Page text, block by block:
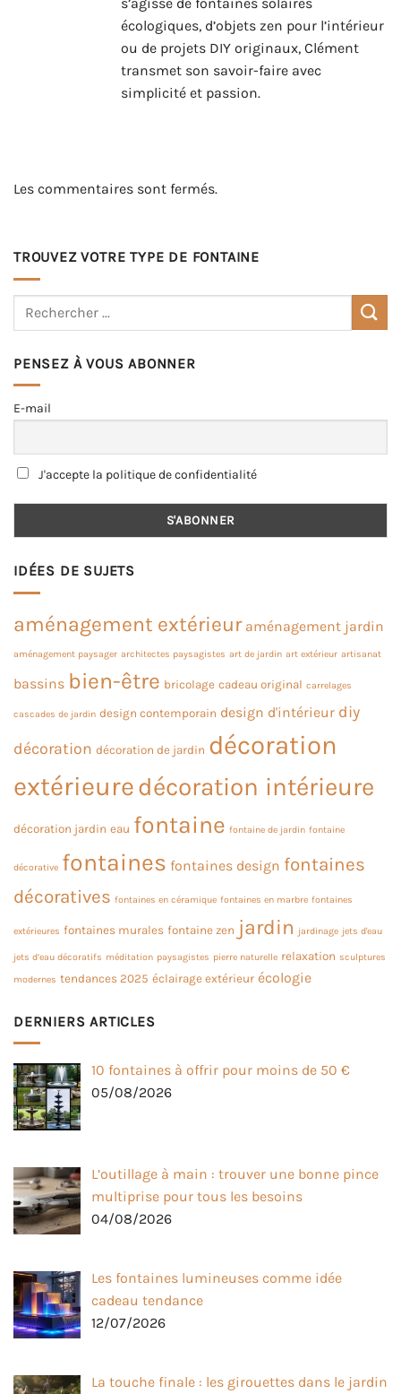
écologiques, d’objets zen pour l’intérieur
ou de projets DIY originaux, Clément
transmet son savoir-faire avec
simplicité et passion.
Les commentaires sont fermés.
TROUVEZ VOTRE TYPE DE FONTAINE
PENSEZ À VOUS ABONNER
E-mail
J'accepte la politique de confidentialité
IDÉES DE SUJETS
aménagement extérieur aménagement jardin
aménagement paysager architectes paysagistes art de jardin art extérieur artisanat
bassins bien-être bricolage cadeau original carrelages
cascades de jardin design contemporain design d'intérieur diy
décoration décoration de jardin décoration
extérieuredécoration intérieure
décoration jardin eau fontaine fontaine de jardin fontaine
décorative fontaines fontaines design fontaines
décoratives fontaines en céramique fontaines en marbre fontaines
extérieures fontaines murales fontaine zen jardin jardinage jets d'eau
jets d’eau décoratifs méditation paysagistes pierre naturelle relaxation sculptures
modernes tendances 2025 éclairage extérieur écologie
DERNIERS ARTICLES
10 fontaines à offrir pour moins de 50 €
05/08/2026
L’outillage à main : trouver une bonne pince
multiprise pour tous les besoins
04/08/2026
Les fontaines lumineuses comme idée
cadeau tendance
12/07/2026
La touche finale : les girouettes dans le jardin